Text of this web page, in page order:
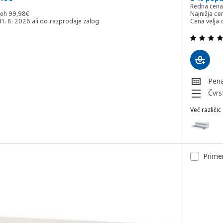
99,98€
Najnižja cena v zadnjih 30 dneh 99,98€
8. 2026 ali do razprodaje zalog
5 zvezde. Skupno število pregledov:
Redna
Najnižja
Cena
Več različic
Možnost:
Možnost: